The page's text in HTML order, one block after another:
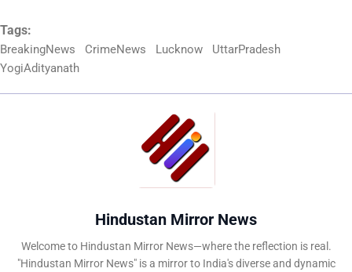
Tags:
BreakingNews CrimeNews Lucknow
UttarPradesh
YogiAdityanath
Hindustan Mirror News
Welcome to Hindustan Mirror News—where the reflection is real.
"Hindustan Mirror News" is a mirror to India's diverse and dynamic